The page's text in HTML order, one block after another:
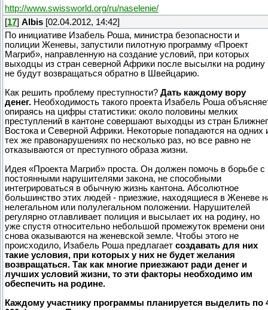
http://www.swissworld.org/ru/naselenie/
[17] Albis [02.04.2012, 14:42]
По инициативе Изабель Роша, министра безопасности и
полиции Женевы, запустили пилотную программу «Проект
Магриб», направленную на создание условий, при которых
выходцы из стран северной Африки после высылки на родину
не будут возвращаться обратно в Швейцарию.
Как решить проблему преступности? Дать каждому вору
денег. Необходимость такого проекта Изабель Роша
опираясь на цифры статистики: около половины мелких
преступлений в кантоне совершают выходцы из стран
Востока и Северной Африки. Некоторые попадаются на одних
тех же правонарушениях по несколько раз, но все равно не
отказываются от преступного образа жизни.
Идея «Проекта Магриб» проста. Он должен помочь в борьбе с
постоянными нарушителями закона, не способными
интегрироваться в обычную жизнь кантона. Абсолютное
большинство этих людей - приезжие, находящиеся в Женеве
нелегальном или полулегальном положении. Нарушителей
регулярно отлавливает полиция и высылает их на родину, но
уже спустя относительно небольшой промежуток времени они
снова оказываются на женевской земле. Чтобы этого не
происходило, Изабель Роша предлагает создавать для них
такие условия, при которых у них не будет желания
возвращаться. Так как многие приезжают ради денег и
лучших условий жизни, то эти факторы необходимо им
обеспечить на родине.
Каждому участнику программы планируется выделить по